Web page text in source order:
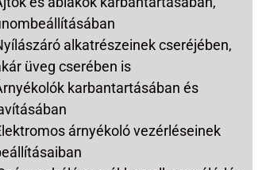
alkatrészeinek cseréjében,
üveg cserében is
karbantartásában és
árnyékoló vezérléseinek